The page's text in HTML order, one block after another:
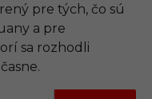
pre tých, čo sú
a pre
sa rozhodli